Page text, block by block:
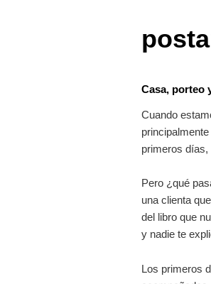
Casa, porteo
Cuando
primeros
Pero ¿qué
una clienta
del libro que
y nadie te
Los primeros